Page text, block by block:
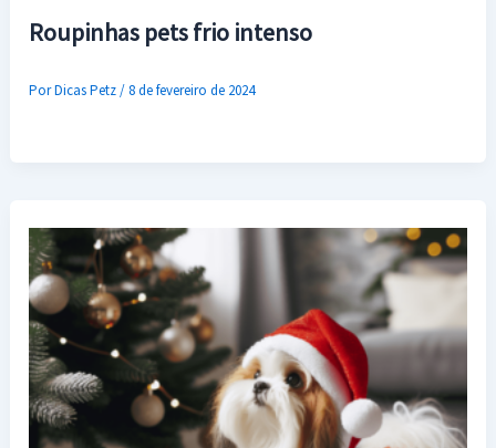
Roupinhas pets frio intenso
PorDicas Petz/8 de fevereiro de 2024